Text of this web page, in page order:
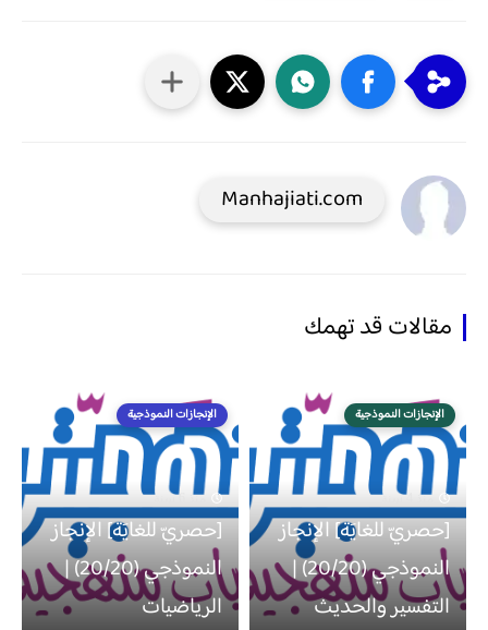
Manhajiati.com
مقالات قد تهمك
الإنجازات النموذجية
منذ 4 سنة
[حصريّ للغايَة] الإنجاز
النموذجي (20/20) |
التفسير والحديث
الإنجازات النموذجية
منذ 6 سنة
[حصريّ للغايَة] الإنجاز
النموذجي (20/20) |
الرياضيات